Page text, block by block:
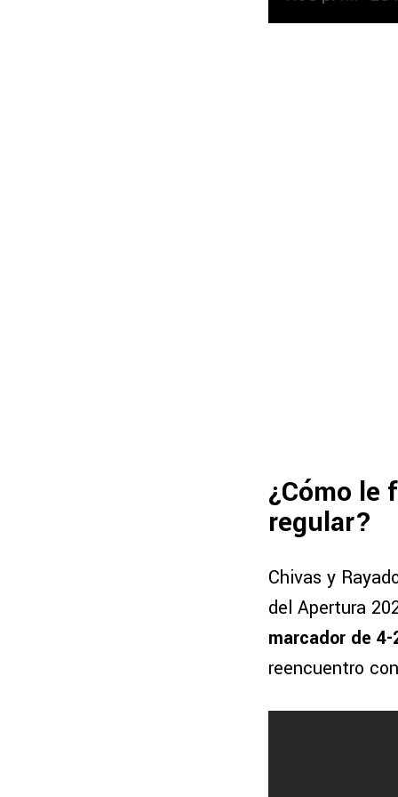
¿Cómo le
regular?
Chivas y
del Apertura
marcador de
reencuentro